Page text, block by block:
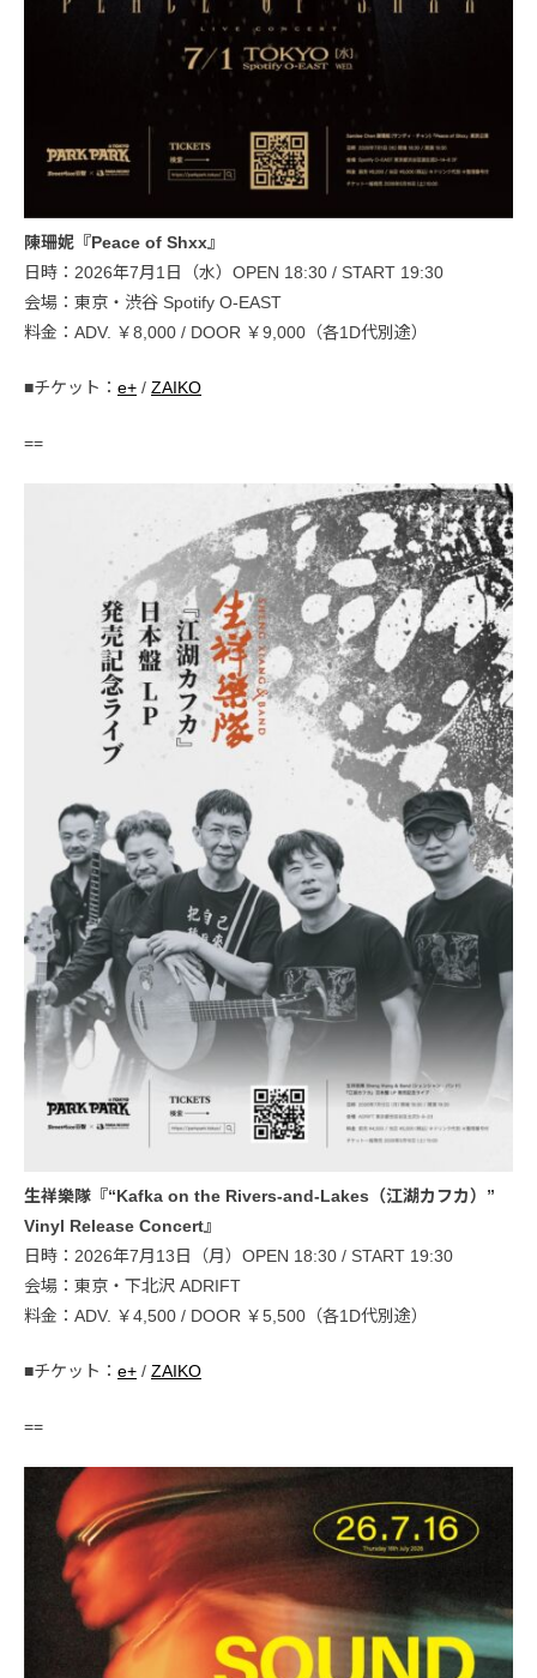
陳珊妮『Peace of Shxx』
日時：2026年7月1日（水）OPEN 18:30 / START 19:30
会場：東京・渋谷 Spotify O-EAST
料金：ADV. ￥8,000 / DOOR ￥9,000（各1D代別途）
■チケット： e+ / ZAIKO
==
生祥樂隊『“Kafka on the Rivers-and-Lakes（江湖カフカ）”
Vinyl Release Concert』
日時：2026年7月13日（月）OPEN 18:30 / START 19:30
会場：東京・下北沢 ADRIFT
料金：ADV. ￥4,500 / DOOR ￥5,500（各1D代別途）
■チケット： e+ / ZAIKO
==